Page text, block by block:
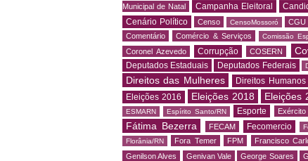
Municipal de Natal
Campanha Eleitoral
Cenário Político Censo CensoMossoró CGU
Comentário Comércio & Serviços Comissão
Coronel Azevedo Corrupção COSERN
Deputados Estaduais Deputados Federais
Direitos das Mulheres Direitos Humanos
Eleições 2016 Eleições 2018 Eleições
ESMARN Espírito Santo/RN Esporte
Fátima Bezerra FECAM Fecomercio
Florânia/RN Fora Temer FPM Francisco
Genilson Alves Genivan Vale George Soares